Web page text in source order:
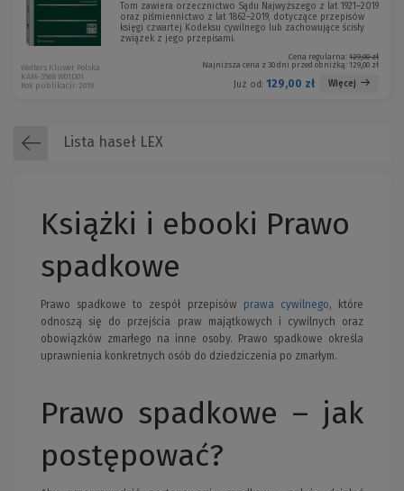
Tom zawiera orzecznictwo Sądu Najwyższego z lat 1921–2019
oraz piśmiennictwo z lat 1862–2019, dotyczące przepisów
księgi czwartej Kodeksu cywilnego lub zachowujące ścisły
związek z jego przepisami.
Cena regularna: 129,00 zł
Najniższa cena z 30 dni przed obniżką: 129,00 zł
Już od: 129,00 zł Więcej
Wolters Kluwer Polska
KAM-3568 W01D01
Rok publikacji: 2019
Lista haseł LEX
Książki i ebooki Prawo
spadkowe
Prawo spadkowe to zespół przepisów prawa cywilnego, które
odnoszą się do przejścia praw majątkowych i cywilnych oraz
obowiązków zmarłego na inne osoby. Prawo spadkowe określa
uprawnienia konkretnych osób do dziedziczenia po zmarłym.
Prawo spadkowe – jak
postępować?